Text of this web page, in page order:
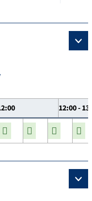
12:00 -